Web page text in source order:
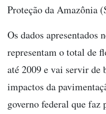
Proteção da Amazônia
Os dados apresentados
representam o total de
até 2009 e vai servir de
impactos da
governo federal que faz